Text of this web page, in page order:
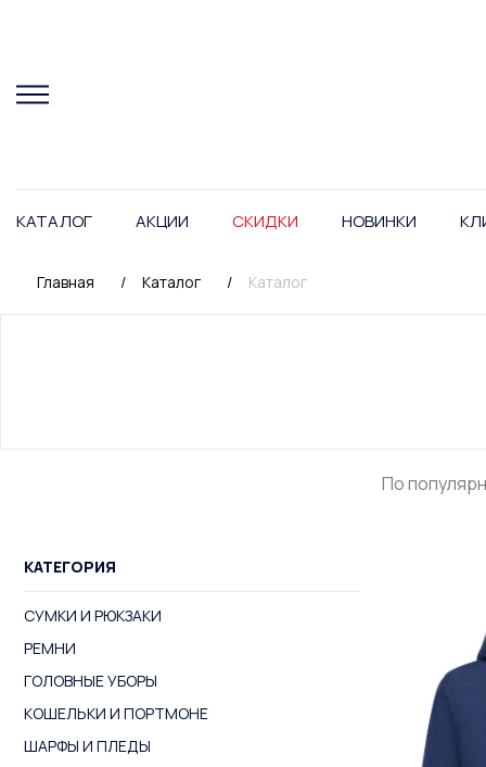
КАТАЛОГ АКЦИИ СКИДКИ НОВИНКИ
Главная / Каталог / Каталог
КАТЕГОРИЯ
СУМКИ И РЮКЗАКИ
РЕМНИ
ГОЛОВНЫЕ УБОРЫ
КОШЕЛЬКИ И ПОРТМОНЕ
ШАРФЫ И ПЛЕДЫ
По